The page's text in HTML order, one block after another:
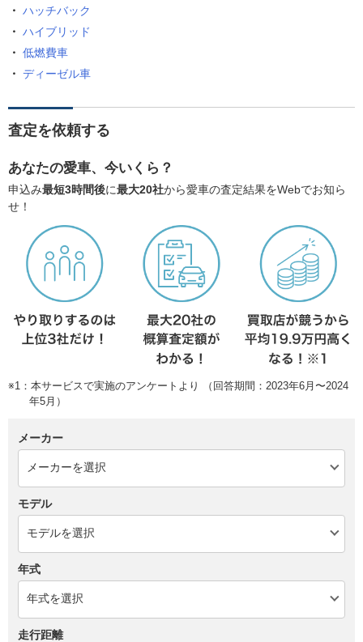
ハッチバック
ハイブリッド
低燃費車
ディーゼル車
査定を依頼する
あなたの愛車、今いくら？
申込み最短3時間後に最大20社から愛車の査定結果をWebでお知ら
せ！
※1：本サービスで実施のアンケートより （回答期間：2023年6月〜2024
年5月）
メーカー
モデル
年式
走行距離